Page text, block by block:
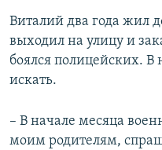
Виталий два года жил
выходил на улицу и
боялся полицейских. В
искать.
– В начале месяца
моим родителям,